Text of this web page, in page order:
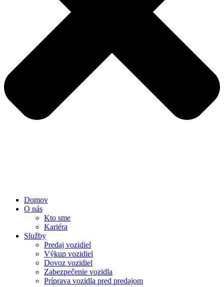
Domov
O nás
Kto sme
Kariéra
Služby
Predaj vozidiel
Výkup vozidiel
Dovoz vozidiel
Zabezpečenie vozidla
Príprava vozidla pred predajom